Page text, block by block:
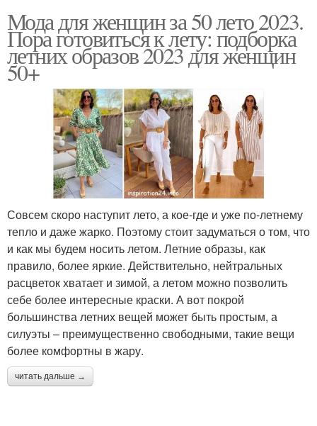
Мода для женщин за 50 лето 2023.
Пора готовиться к лету: подборка
летних образов 2023 для женщин
50+
Совсем скоро наступит лето, а кое-где и уже по-летнему
тепло и даже жарко. Поэтому стоит задуматься о том, что
и как мы будем носить летом. Летние образы, как
правило, более яркие. Действительно, нейтральных
расцветок хватает и зимой, а летом можно позволить
себе более интересные краски. А вот покрой
большинства летних вещей может быть простым, а
силуэты – преимущественно свободными, такие вещи
более комфортны в жару.
читать дальше →